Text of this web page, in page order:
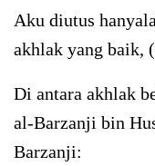
Aku diutus
akhlak yang baik,
Di antara akhlak
al-Barzanji bin
Barzanji: